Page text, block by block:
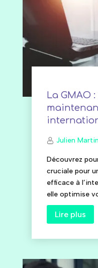
La GMAO
Julien
Découvrez
cruciale pour
efficace à
elle optimise
Lire plus